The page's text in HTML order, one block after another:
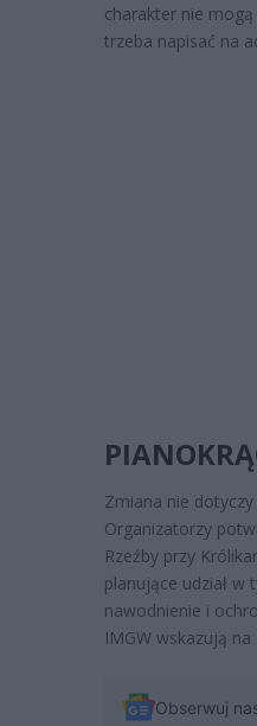
charakter nie
trzeba napisać na
Zmiana nie
Organizatorzy
Rzeźby przy
planujące udział
nawodnienie i
IMGW wskazują
Obserwuj